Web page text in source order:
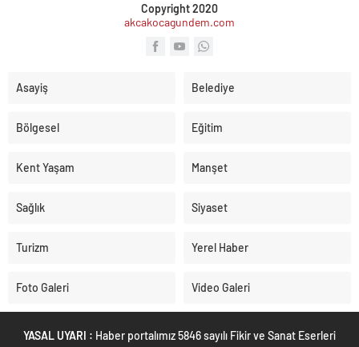
Copyright 2020
akcakocagundem.com
Asayiş Belediye
Bölgesel Eğitim
Kent Yaşam Manşet
Sağlık Siyaset
Turizm Yerel Haber
Foto Galeri Video Galeri
YASAL UYARI : Haber portalımız 5846 sayılı Fikir ve Sanat Eserleri